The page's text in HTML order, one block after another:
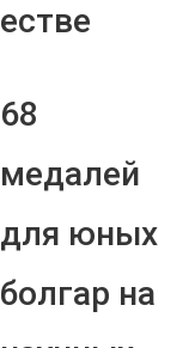
естве
68
медалей
для юных
болгар на